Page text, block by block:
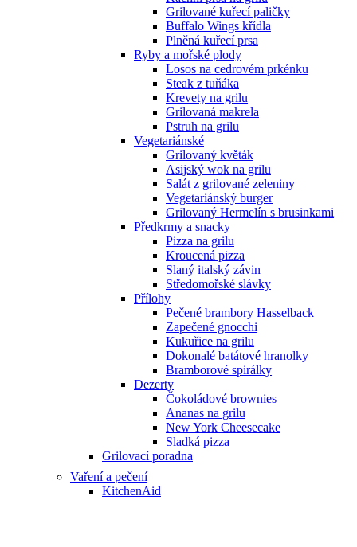
Grilované kuřecí paličky
Buffalo Wings křídla
Plněná kuřecí prsa
Ryby a mořské plody
Losos na cedrovém prkénku
Steak z tuňáka
Krevety na grilu
Grilovaná makrela
Pstruh na grilu
Vegetariánské
Grilovaný květák
Asijský wok na grilu
Salát z grilované zeleniny
Vegetariánský burger
Grilovaný Hermelín s brusinkami
Předkrmy a snacky
Pizza na grilu
Kroucená pizza
Slaný italský závin
Středomořské slávky
Přílohy
Pečené brambory Hasselback
Zapečené gnocchi
Kukuřice na grilu
Dokonalé batátové hranolky
Bramborové spirálky
Dezerty
Čokoládové brownies
Ananas na grilu
New York Cheesecake
Sladká pizza
Grilovací poradna
Vaření a pečení
KitchenAid